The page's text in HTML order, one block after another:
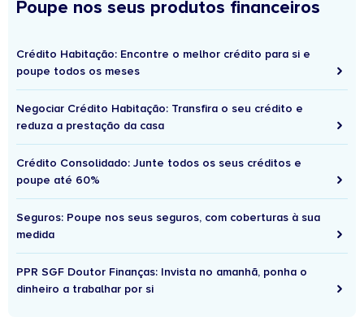
Poupe nos seus produtos financeiros
Crédito Habitação: Encontre o melhor crédito para si e
poupe todos os meses
Negociar Crédito Habitação: Transfira o seu crédito e
reduza a prestação da casa
Crédito Consolidado: Junte todos os seus créditos e
poupe até 60%
Seguros: Poupe nos seus seguros, com coberturas à sua
medida
PPR SGF Doutor Finanças: Invista no amanhã, ponha o
dinheiro a trabalhar por si